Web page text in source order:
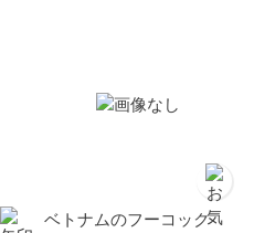
ベトナムのフーコック